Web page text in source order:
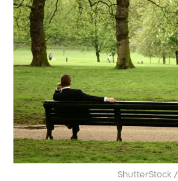
/
ShutterStock